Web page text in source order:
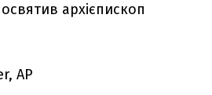
архієпископ